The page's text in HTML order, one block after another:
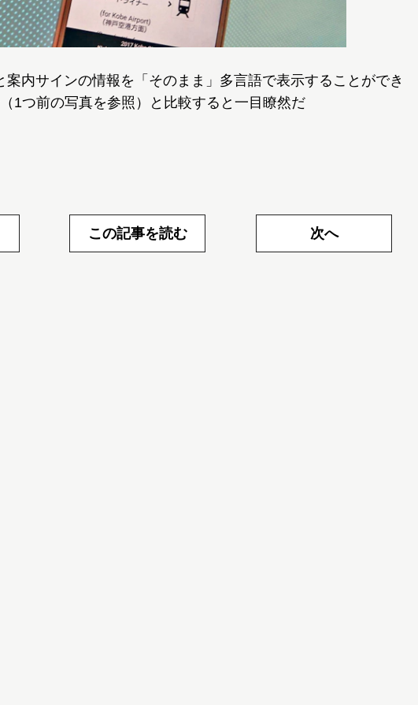
案内サインの情報を「そのまま」多言語で表示することができ
1つ前の写真を参照）と比較すると一目瞭然だ
この記事を読む 次へ